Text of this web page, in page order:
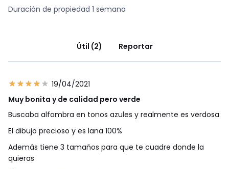
Duración de propiedad 1 semana
Útil (2) Reportar
19/04/2021
Muy bonita y de calidad pero verde
Buscaba alfombra en tonos azules y realmente es verdosa
El dibujo precioso y es lana 100%
Además tiene 3 tamaños para que te cuadre donde la
quieras